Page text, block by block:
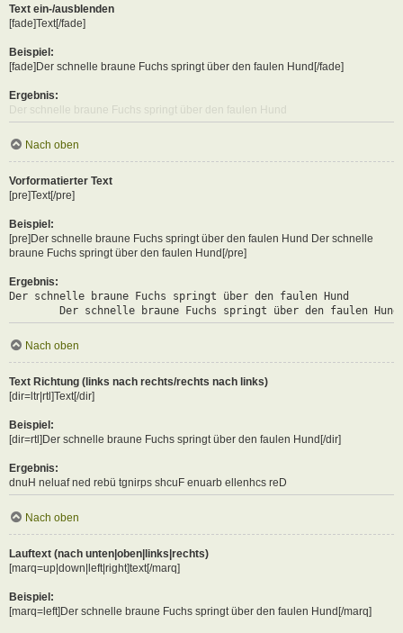
Text ein-/ausblenden
[fade]Text[/fade]
Beispiel:
[fade]Der schnelle braune Fuchs springt über den faulen Hund[/fade]
Ergebnis:
Der schnelle braune Fuchs springt über den faulen Hund
Nach oben
Vorformatierter Text
[pre]Text[/pre]
Beispiel:
[pre]Der schnelle braune Fuchs springt über den faulen Hund Der schnelle
braune Fuchs springt über den faulen Hund[/pre]
Ergebnis:
Der schnelle braune Fuchs springt über den faulen Hund
	Der schnelle braune Fuchs springt über den faulen Hund
Nach oben
Text Richtung (links nach rechts/rechts nach links)
[dir=ltr|rtl]Text[/dir]
Beispiel:
[dir=rtl]Der schnelle braune Fuchs springt über den faulen Hund[/dir]
Ergebnis:
Der schnelle braune Fuchs springt über den faulen Hund
Nach oben
Lauftext (nach unten|oben|links|rechts)
[marq=up|down|left|right]text[/marq]
Beispiel:
[marq=left]Der schnelle braune Fuchs springt über den faulen Hund[/marq]